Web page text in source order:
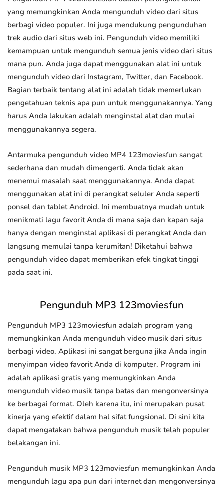
yang memungkinkan Anda mengunduh video dari situs
berbagi video populer. Ini juga mendukung pengunduhan
trek audio dari situs web ini. Pengunduh video memiliki
kemampuan untuk mengunduh semua jenis video dari situs
mana pun. Anda juga dapat menggunakan alat ini untuk
mengunduh video dari Instagram, Twitter, dan Facebook.
Bagian terbaik tentang alat ini adalah tidak memerlukan
pengetahuan teknis apa pun untuk menggunakannya. Yang
harus Anda lakukan adalah menginstal alat dan mulai
menggunakannya segera.
Antarmuka pengunduh video MP4 123moviesfun sangat
sederhana dan mudah dimengerti. Anda tidak akan
menemui masalah saat menggunakannya. Anda dapat
menggunakan alat ini di perangkat seluler Anda seperti
ponsel dan tablet Android. Ini membuatnya mudah untuk
menikmati lagu favorit Anda di mana saja dan kapan saja
hanya dengan menginstal aplikasi di perangkat Anda dan
langsung memulai tanpa kerumitan! Diketahui bahwa
pengunduh video dapat memberikan efek tingkat tinggi
pada saat ini.
Pengunduh MP3 123moviesfun
Pengunduh MP3 123moviesfun adalah program yang
memungkinkan Anda mengunduh video musik dari situs
berbagi video. Aplikasi ini sangat berguna jika Anda ingin
menyimpan video favorit Anda di komputer. Program ini
adalah aplikasi gratis yang memungkinkan Anda
mengunduh video musik tanpa batas dan mengonversinya
ke berbagai format. Oleh karena itu, ini merupakan pusat
kinerja yang efektif dalam hal sifat fungsional. Di sini kita
dapat mengatakan bahwa pengunduh musik telah populer
belakangan ini.
Pengunduh musik MP3 123moviesfun memungkinkan Anda
mengunduh lagu apa pun dari internet dan mengonversinya